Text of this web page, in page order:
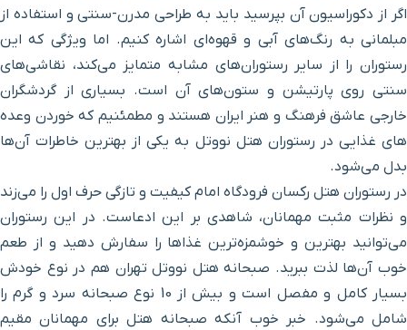
خیابان آزادی ۵۹ دقیقه با خودرو (۵۲ کیلومتر و ۱۲۵ متر)
ایستگاه قطار شهری رازی ۵۹ دقیقه با خودرو (۵۲ کیلومتر و ۱۵۷ متر)
خیابان جمهوری ۵۸ دقیقه با خودرو (۵۲ کیلومتر و ۲۲۳ متر)
خیابان خیام ۶۰ دقیقه با خودرو (۵۲ کیلومتر و ۴۵۳ متر)
ایستگاه قطار شهری پانزده
خرداد
سینما جی ۱ ساعت و ۲ دقیقه با خودرو (۵۲ کیلومتر و ۹۴۹ متر)
اگر از دکوراسیون آن بپرسید باید به طراحی مدرن-سنتی و استفاده از
مبلمانی به رنگ‌های آبی و قهوه‌ای اشاره کنیم. اما ویژگی که این
رستوران را از سایر رستوران‌های مشابه متمایز می‌کند، نقاشی‌های
سنتی روی پارتیشن و ستون‌های آن است. بسیاری از گردشگران
خارجی عاشق فرهنگ و هنر ایران هستند و مطمئنیم که خوردن وعده
های غذایی در رستوران هتل نووتل به یکی از بهترین خاطرات آن‌ها
بدل می‌شود.
در رستوران هتل رکسان فرودگاه امام کیفیت و تازگی حرف اول را می‌زند
و نظرات مثبت مهمانان، شاهدی بر این ادعاست. در این رستوران
می‌توانید بهترین و خوشمزه‌ترین غذاها را سفارش دهید و از طعم
خوب آن‌ها لذت ببرید. صبحانه هتل نووتل تهران هم در نوع خودش
بسیار کامل و مفصل است و بیش از 10 نوع صبحانه سرد و گرم را
شامل می‌شود. خبر خوب آنکه صبحانه هتل برای مهمانان مقیم